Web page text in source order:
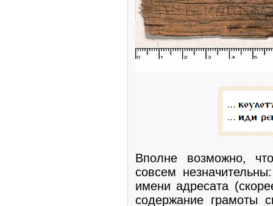
Вполне возможно,
совсем
имени адресата
содержание грамоты